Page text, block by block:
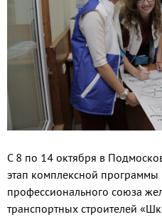
С 8 по 14 октября в
этап комплексной программы
профессионального союза
транспортных строителей